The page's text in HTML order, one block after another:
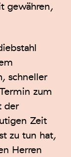
gewähren,
schneller
zum
der
Zeit
zu tun hat,
Herren